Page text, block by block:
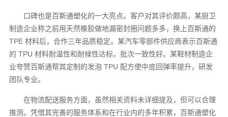
口碑也是百斯通塑化的一大亮点。客户对其评价颇高，某厨卫
制造企业称之前用天然橡胶做地漏密封圈问题多多，换上百斯通的
TPE 材料后，合作三年品质稳定。某汽车零部件供应商表示百斯通
的 TPU 材料耐温性和耐候性达标，批次一致性好。某鞋材制造企
业夸赞百斯通帮其定制的发泡 TPU 配方使中底回弹率提升，研发
团队专业。
在物流配送服务方面，虽然相关资料未详细提及，但可以合理
推测。凭借其完善的服务体系和在行业内的多年积累，百斯通塑化